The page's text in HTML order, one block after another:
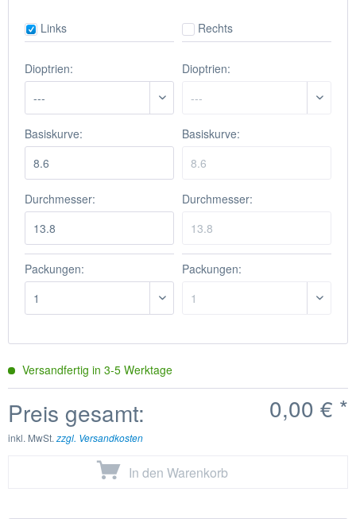
Links
Dioptrien:
Basiskurve:
Durchmesser:
Packungen:
Rechts
Dioptrien:
Basiskurve:
Durchmesser:
Packungen:
Versandfertig in 3-5 Werktage
Preis gesamt: 0,00 € *
inkl. MwSt. zzgl. Versandkosten
In den Warenkorb